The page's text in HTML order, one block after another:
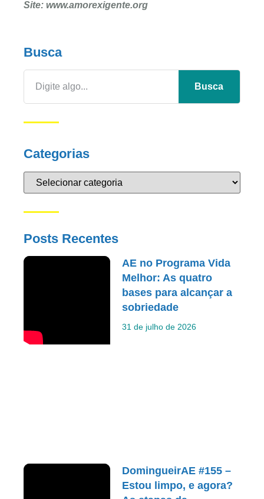
Site: www.amorexigente.org
Busca
Busca
Categorias
Posts Recentes
AE no Programa Vida
Melhor: As quatro
bases para alcançar a
sobriedade
31 de julho de 2026
DomingueirAE #155 –
Estou limpo, e agora?